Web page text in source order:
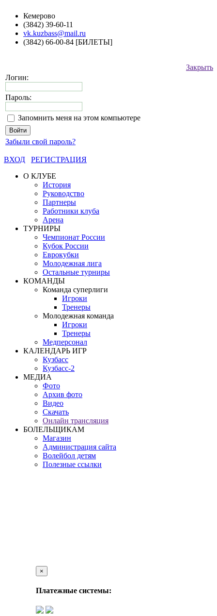
Кемерово
(3842) 39-60-11
vk.kuzbass@mail.ru
(3842) 66-00-84 [БИЛЕТЫ]
Закрыть
Логин:
Пароль:
Запомнить меня на этом компьютере
Забыли свой пароль?
ВХОД
РЕГИСТРАЦИЯ
О КЛУБЕ
История
Руководство
Партнеры
Работники клуба
Арена
ТУРНИРЫ
Чемпионат России
Кубок России
Еврокубки
Молодежная лига
Остальные турниры
КОМАНДЫ
Команда суперлиги
Игроки
Тренеры
Молодежная команда
Игроки
Тренеры
Медперсонал
КАЛЕНДАРЬ ИГР
Кузбасс
Кузбасс-2
МЕДИА
Фото
Архив фото
Видео
Скачать
Онлайн трансляция
БОЛЕЛЬЩИКАМ
Магазин
Администрация сайта
Волейбол детям
Полезные ссылки
×
Платежные системы: